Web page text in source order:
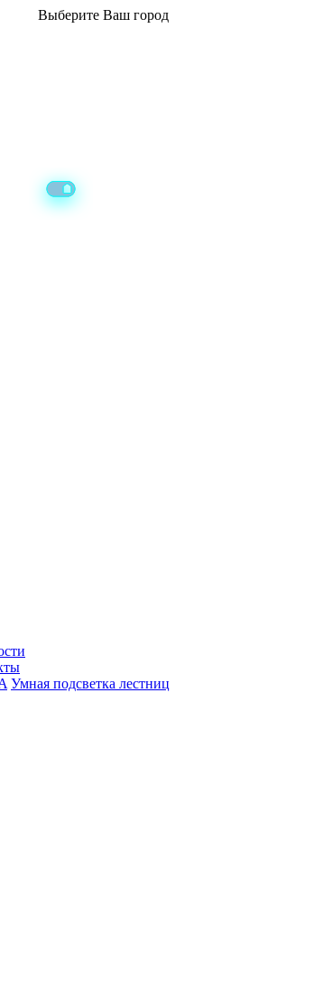
Выберите Ваш город
Умная подсветка лестниц